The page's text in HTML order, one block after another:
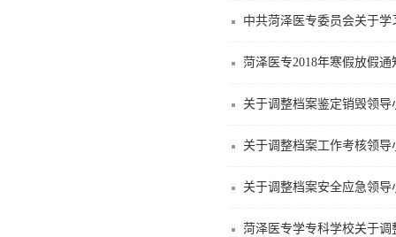
中共菏泽医专委员会关于
菏泽医专2018年寒假放假通
关于调整档案鉴定销毁领导
关于调整档案工作考核领导
关于调整档案安全应急领导
菏泽医专学专科学校关于